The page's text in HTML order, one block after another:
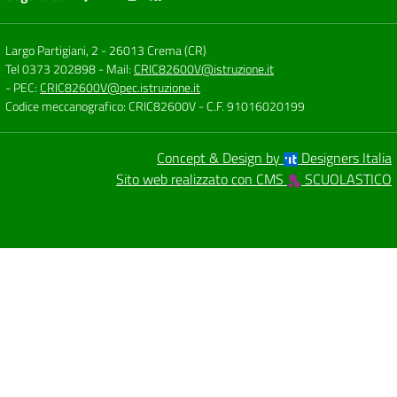
Largo Partigiani, 2 -26013 Crema (CR)
Tel 0373 202898- Mail:CRIC82600V@istruzione.it
- PEC:CRIC82600V@pec.istruzione.it
Codice meccanografico: CRIC82600V- C.F. 91016020199
Concept & Design by
Designers Italia
Sito web realizzato con CMS
SCUOLASTICO